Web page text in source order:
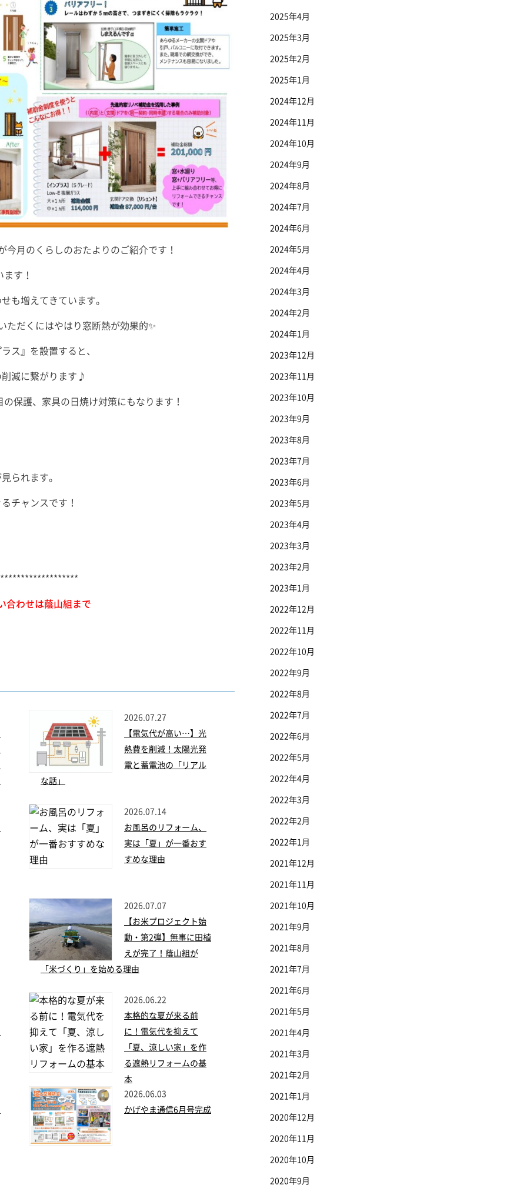
月のくらしのおたよりのご紹介です！
す！
も増えてきています。
ただくにはやはり窓断熱が効果的✨
ス』を設置すると、
減に繋がります♪
保護、家具の日焼け対策にもなります！
られます。
チャンスです！
合わせは蔭山組まで
2026.07.27
【電気代が高い…】光
熱費を削減！太陽光発
電と蓄電池の「リアル
な話」
2026.07.14
お風呂のリフォーム、
実は「夏」が一番おす
すめな理由
2026.07.07
【お米プロジェクト始
動・第2弾】無事に田植
えが完了！蔭山組が
「米づくり」を始める理由
2026.06.22
本格的な夏が来る前
に！電気代を抑えて
「夏、涼しい家」を作
る遮熱リフォームの基
本
2026.06.03
かげやま通信6月号完成
2025年4月
2025年3月
2025年2月
2025年1月
2024年12月
2024年11月
2024年10月
2024年9月
2024年8月
2024年7月
2024年6月
2024年5月
2024年4月
2024年3月
2024年2月
2024年1月
2023年12月
2023年11月
2023年10月
2023年9月
2023年8月
2023年7月
2023年6月
2023年5月
2023年4月
2023年3月
2023年2月
2023年1月
2022年12月
2022年11月
2022年10月
2022年9月
2022年8月
2022年7月
2022年6月
2022年5月
2022年4月
2022年3月
2022年2月
2022年1月
2021年12月
2021年11月
2021年10月
2021年9月
2021年8月
2021年7月
2021年6月
2021年5月
2021年4月
2021年3月
2021年2月
2021年1月
2020年12月
2020年11月
2020年10月
2020年9月